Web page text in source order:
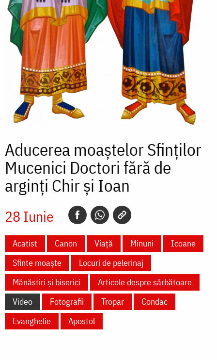
Aducerea moaștelor Sfinților
Mucenici Doctori fără de
arginți Chir și Ioan
28 Iunie
Acatist Canon Viață Minuni
Icoane
Sfinte moaște
Locuri de pelerinaj
Mănăstiri și biserici
Articole despre sărbătoare
Video
Fotografii Tropar
Condac
Evanghelie
Apostol